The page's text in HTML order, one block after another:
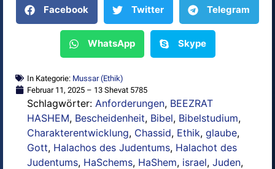
Facebook Twitter Telegram
WhatsApp Skype
In Kategorie: Mussar (Ethik)
Februar 11, 2025 – 13 Shevat 5785
Schlagwörter: Anforderungen, BEEZRAT
HASHEM, Bescheidenheit, Bibel, Bibelstudium,
Charakterentwicklung, Chassid, Ethik, glaube,
Gott, Halachos des Judentums, Halachot des
Judentums, HaSchems, HaShem, israel, Juden,